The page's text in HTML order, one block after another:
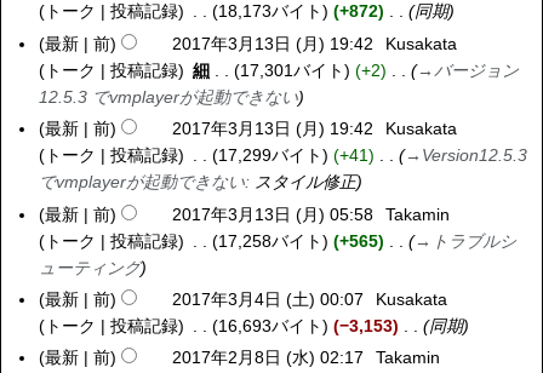
日
日
1
トーク
投稿記録 18,173バイト +872
同期
最新
前 2017年3月13日 (月) 19:42
Kusakata
トーク
投稿記録 細 17,301バイト +2 → バージョン
12.5.3 でvmplayerが起動できない
最新
前 2017年3月13日 (月) 19:42
Kusakata
トーク
投稿記録 17,299バイト +41 → Version12.5.3
でvmplayerが起動できない: スタイル修正
最新
前 2017年3月13日 (月) 05:58
Takamin
トーク
投稿記録 17,258バイト +565 → トラブルシ
ューティング
2
1
最新 前 2017年3月4日 (土) 00:07
Kusakata
トーク
投稿記録 16,693バイト −3,153
同期
2
最新 前 2017年2月8日 (水) 02:17
Takamin